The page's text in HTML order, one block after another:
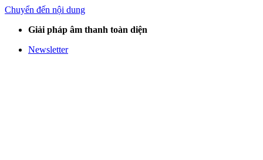
Chuyển đến nội dung
Giải pháp âm thanh toàn diện
Newsletter